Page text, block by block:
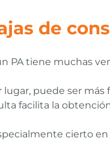
de
PA tiene muchas
lugar, puede ser más
facilita la
cierto